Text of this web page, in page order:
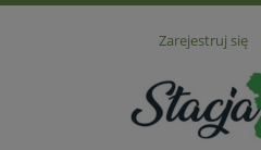
Zarejestruj się